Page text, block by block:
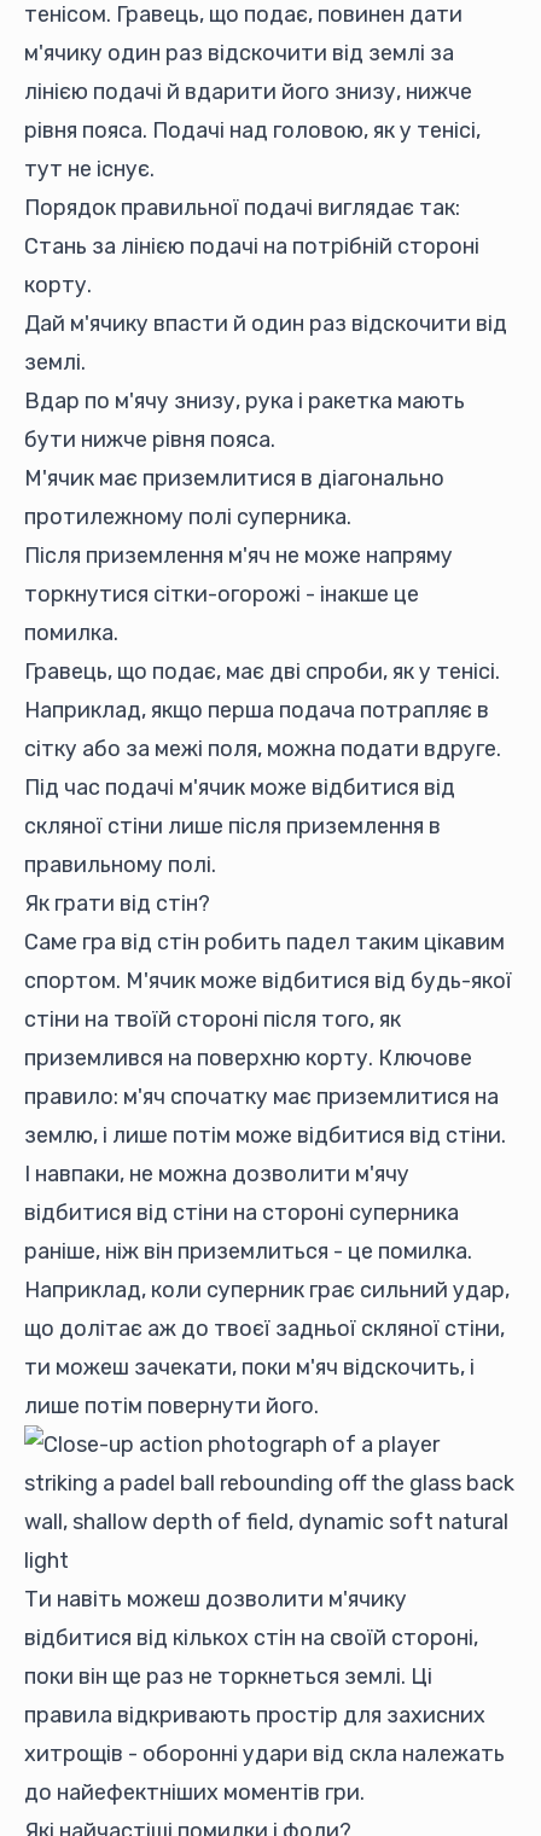
тенісом. Гравець, що подає, повинен дати
м'ячику один раз відскочити від землі за
лінією подачі й вдарити його знизу, нижче
рівня пояса. Подачі над головою, як у тенісі,
тут не існує.
Порядок правильної подачі виглядає так:
Стань за лінією подачі на потрібній стороні
корту.
Дай м'ячику впасти й один раз відскочити від
землі.
Вдар по м'ячу знизу, рука і ракетка мають
бути нижче рівня пояса.
М'ячик має приземлитися в діагонально
протилежному полі суперника.
Після приземлення м'яч не може напряму
торкнутися сітки-огорожі - інакше це
помилка.
Гравець, що подає, має дві спроби, як у тенісі.
Наприклад, якщо перша подача потрапляє в
сітку або за межі поля, можна подати вдруге.
Під час подачі м'ячик може відбитися від
скляної стіни лише після приземлення в
правильному полі.
Як грати від стін?
Саме гра від стін робить падел таким цікавим
спортом. М'ячик може відбитися від будь-якої
стіни на твоїй стороні після того, як
приземлився на поверхню корту. Ключове
правило: м'яч спочатку має приземлитися на
землю, і лише потім може відбитися від стіни.
І навпаки, не можна дозволити м'ячу
відбитися від стіни на стороні суперника
раніше, ніж він приземлиться - це помилка.
Наприклад, коли суперник грає сильний удар,
що долітає аж до твоєї задньої скляної стіни,
ти можеш зачекати, поки м'яч відскочить, і
лише потім повернути його.
Ти навіть можеш дозволити м'ячику
відбитися від кількох стін на своїй стороні,
поки він ще раз не торкнеться землі. Ці
правила відкривають простір для захисних
хитрощів - оборонні удари від скла належать
до найефектніших моментів гри.